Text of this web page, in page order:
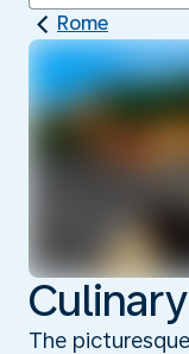
Rome
The